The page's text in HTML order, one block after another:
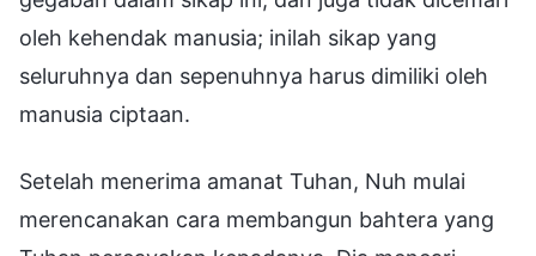
oleh kehendak manusia; inilah sikap yang
seluruhnya dan sepenuhnya harus dimiliki oleh
manusia ciptaan.
Setelah menerima amanat Tuhan, Nuh mulai
merencanakan cara membangun bahtera yang